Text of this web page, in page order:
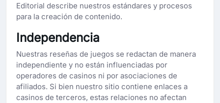
Editorial describe nuestros estándares y procesos
para la creación de contenido.
Independencia
Nuestras reseñas de juegos se redactan de manera
independiente y no están influenciadas por
operadores de casinos ni por asociaciones de
afiliados. Si bien nuestro sitio contiene enlaces a
casinos de terceros, estas relaciones no afectan